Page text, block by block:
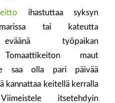
ihastuttaa syksyn
tai kateutta
työpaikan
Tomaattikeiton maut
saa olla pari päivää
kannattaa keitellä kerralla
itsetehdyin